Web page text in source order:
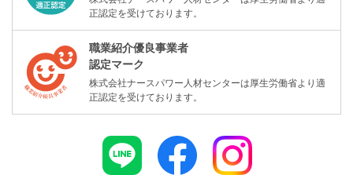
正認定を受けております。
職業紹介優良事業者
認定マーク
株式会社ナースパワー人材センターは厚生労働省より適
正認定を受けております。